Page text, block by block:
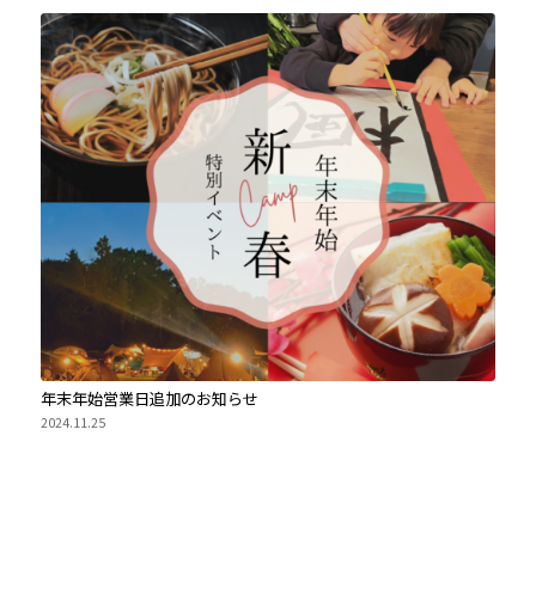
年末年始営業日追加のお知らせ
2024.11.25